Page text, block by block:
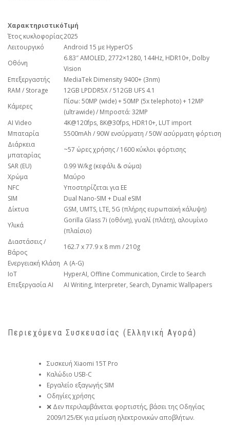
ΧαρακτηριστικόΤιμή
Έτος κυκλοφορίας2025
Λειτουργικό
Android 15 με HyperOS
Οθόνη
6.83″ AMOLED, 2772×1280, 144Hz, HDR10+, Dolby
Vision
Επεξεργαστής
MediaTek Dimensity 9400+ (3nm)
RAM / Storage
12GB LPDDR5X / 512GB UFS 4.1
Κάμερες
Πίσω: 50MP (wide) + 50MP (5x telephoto) + 12MP
(ultrawide) / Μπροστά: 32MP
AI Video
4K@120fps, 8K@30fps, HDR10+, LUT import
Μπαταρία
5500mAh / 90W ενσύρματη / 50W ασύρματη φόρτιση
Διάρκεια
μπαταρίας
~57 ώρες χρήσης / 1600 κύκλοι φόρτισης
SAR (EU)
0.99 W/kg (κεφάλι & σώμα)
Χρώμα
Μαύρο
NFC
Υποστηρίζεται για ΕΕ
SIM
Dual Nano-SIM + Dual eSIM
Δίκτυα
GSM, UMTS, LTE, 5G (πλήρης ευρωπαϊκή κάλυψη)
Υλικά
Gorilla Glass 7i (οθόνη), γυαλί (πλάτη), αλουμίνιο
(πλαίσιο)
Διαστάσεις /
Βάρος
162.7 x 77.9 x 8 mm / 210g
Ενεργειακή Κλάση A (A-G)
IoT
HyperAI, Offline Communication, Circle to Search
Επεξεργασία AI
AI Writing, Interpreter, Search, Dynamic Wallpapers
Περιεχόμενα Συσκευασίας (Ελληνική Αγορά)
Συσκευή Xiaomi 15T Pro
Καλώδιο USB-C
Εργαλείο εξαγωγής SIM
Οδηγίες χρήσης
❌ Δεν περιλαμβάνεται φορτιστής, βάσει της Οδηγίας
2009/125/ΕΚ για μείωση ηλεκτρονικών αποβλήτων.